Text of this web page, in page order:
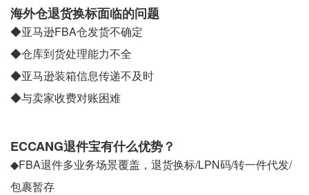
海外仓退货换标面临的问题
◆亚马逊FBA仓发货不确定
◆仓库到货处理能力不全
◆亚马逊装箱信息传递不及时
◆与卖家收费对账困难
ECCANG退件宝有什么优势？
◆FBA退件多业务场景覆盖，退货换标/LPN码/转一件代发/
包裹暂存